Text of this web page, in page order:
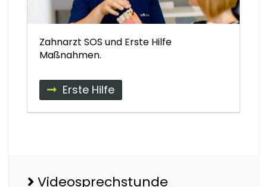
Zahnarzt SOS und Erste Hilfe
Maßnahmen.
Erste Hilfe
Videosprechstunde